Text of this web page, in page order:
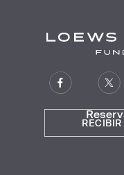
RECIBIR